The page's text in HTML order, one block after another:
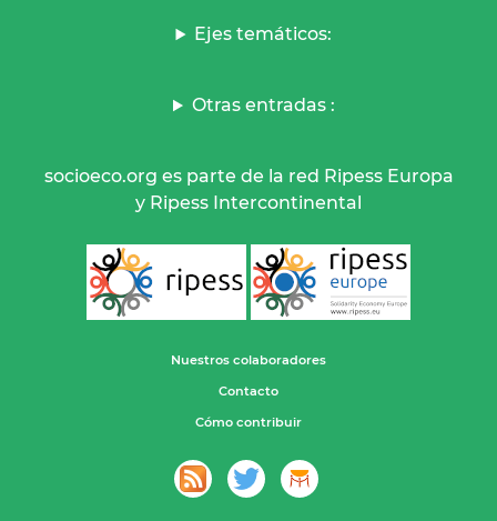
Ejes temáticos:
Otras entradas :
socioeco.org es parte de la red Ripess Europa
y Ripess Intercontinental
Nuestros colaboradores
Contacto
Cómo contribuir